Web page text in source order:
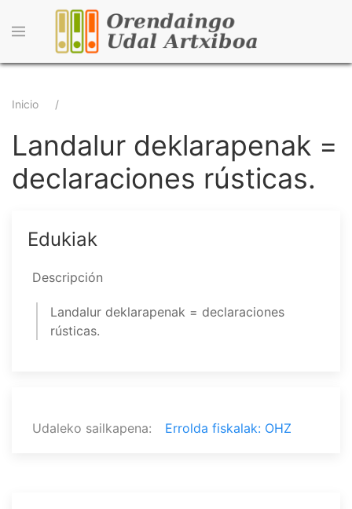
contenido
principal
Sobrescribir
enlaces
de
ayuda
navegación
Inicio
Landalur deklarapenak =
declaraciones rústicas.
Edukiak
Descripción
Landalur deklarapenak = declaraciones
rústicas.
Udaleko sailkapena Errolda fiskalak: OHZ